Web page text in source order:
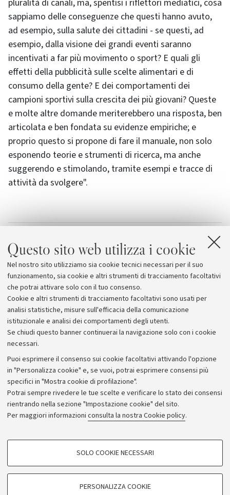
Questo sito web utilizza i cookie
Nel nostro sito utilizziamo sia cookie tecnici necessari per il suo
funzionamento, sia cookie e altri strumenti di tracciamento facoltativi
che potrai attivare solo con il tuo consenso.
Cookie e altri strumenti di tracciamento facoltativi sono usati per
analisi statistiche, misure sull'efficacia della comunicazione
istituzionale e analisi dei comportamenti degli utenti.
Se chiudi questo banner continuerai la navigazione solo con i cookie
necessari.
Puoi esprimere il consenso sui cookie facoltativi attivando l'opzione
in "Personalizza cookie" e, se vuoi, potrai esprimere consensi più
specifici in "Mostra cookie di profilazione".
Potrai sempre rivedere le tue scelte e verificare lo stato dei consensi
rientrando nella sezione "Impostazione cookie" del sito.
Per maggiori informazioni consulta la nostra Cookie policy.
COOKIE DI PROFILAZIONE - FACOLTATIVI
SOLO COOKIE NECESSARI
PERSONALIZZA COOKIE
pluralità di canali, ma, spentisi i riflettori mediatici, cosa
sappiamo delle conseguenze che questi hanno avuto,
ad esempio, sulla salute dei cittadini - se questi, ad
esempio, dalla visione dei grandi eventi saranno
incentivati a far più movimento o sport? E quali gli
effetti della pubblicità sulle scelte alimentari e di
consumo della gente? E dei comportamenti dei
campioni sportivi sulla crescita dei più giovani? Queste
e molte altre domande meriterebbero una risposta, ben
articolata e ben fondata su evidenze empiriche; e
proprio questo si propone di fare il manuale, non solo
esponendo teorie e strumenti di ricerca, ma anche
suggerendo e stimolando, tramite esempi e tracce di
attività da svolgere".
Allegati
La sociologia per lo sport e l’attività fisica dei
cittadini
Archivio
Comunicati stampa
Redazione
Rassegna stampa
© Copyright 2026 - ALMA MATER STUDIORUM - Università di